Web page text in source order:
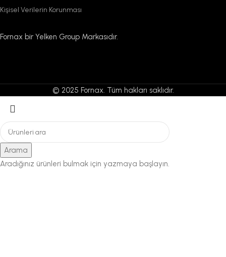
Kişisel Verilerin Korunması
Fornax bir Yelken Group Markasıdır.
© 2025 Fornax. Tüm hakları saklıdır.
Arama
Aradığınız ürünleri bulmak için yazmaya başlayın.